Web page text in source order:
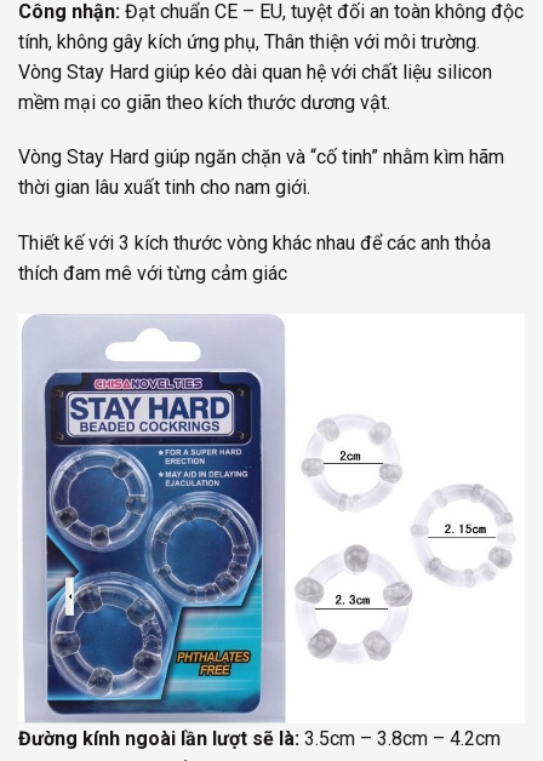
Công nhận: Đạt chuẩn CE – EU, tuyệt đối an toàn không độc
tính, không gây kích ứng phụ, Thân thiện với môi trường.
Vòng Stay Hard giúp kéo dài quan hệ với chất liệu silicon
mềm mại co giãn theo kích thước dương vật.
Vòng Stay Hard giúp ngăn chặn và “cố tinh” nhằm kìm hãm
thời gian lâu xuất tinh cho nam giới.
Thiết kế với 3 kích thước vòng khác nhau để các anh thỏa
thích đam mê với từng cảm giác
Đường kính ngoài lần lượt sẽ là: 3.5cm – 3.8cm – 4.2cm